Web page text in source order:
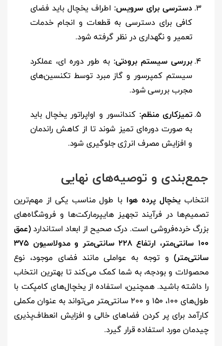
دسترسی برای سرویس: اطراف یخچال باید فضای
کافی برای دسترسی به قطعات و انجام خدمات
تعمیر و نگهداری در نظر گرفته شود.
بررسی سیستم برودتی: به طور دوره ای، عملکرد
سیستم کمپرسور و گاز مبرد توسط تکنسین‌های
مجرب بررسی شود.
تمیزکاری منظم: کندانسور و اواپراتور یخچال باید
به صورت دوره‌ای تمیز شوند تا از کاهش راندمان
و افزایش مصرف انرژی جلوگیری شود.
جمع‌بندی و توصیه‌های نهایی
انتخاب یخچال پرده هوا با طول مناسب یکی از مهم‌ترین
تصمیم‌ها در فرآیند تجهیز هایپرمارکت‌ها و فروشگاه‌های
بزرگ خرده‌فروشی است. درک صحیح از ابعاد استاندارد(عمق
۱۰۰ سانتی‌متر، ارتفاع ۲۲۸ سانتی‌متر و مدولاسیون ۳۷۵
سانتی‌متر)و توجه به عواملی مانند فضای موجود، نوع
محصولات و بودجه، به شما کمک می‌کند تا بهترین انتخاب
را داشته باشید. همچنین، استفاده از یخچال‌های کامپکت با
طول‌های ۱۰۰، ۱۵۰ و ۲۰۰ سانتی‌متر می‌تواند به عنوان مکملی
کارآمد برای پر کردن فضاهای خالی و افزایش انعطاف‌پذیری
چیدمان مورد استفاده قرار گیرد.